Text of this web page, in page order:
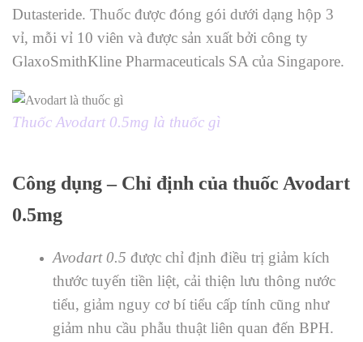
Dutasteride. Thuốc được đóng gói dưới dạng hộp 3
vỉ, mỗi vỉ 10 viên và được sản xuất bởi công ty
GlaxoSmithKline Pharmaceuticals SA của Singapore.
Thuốc Avodart 0.5mg là thuốc gì
Công dụng – Chỉ định của thuốc Avodart
0.5mg
Avodart 0.5 được chỉ định điều trị giảm kích
thước tuyến tiền liệt, cải thiện lưu thông nước
tiểu, giảm nguy cơ bí tiểu cấp tính cũng như
giảm nhu cầu phẫu thuật liên quan đến BPH.